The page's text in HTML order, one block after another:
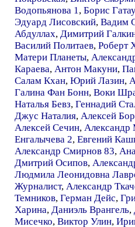
Водопьянова 1, Борис
Эдуард Лисовский, Вадим
Абдуллах, Димитрий
Василий Политаев, Роберт
Матери Планеты,
Караева, Антон Макуни,
Салам Кхан, Юрий Лазин,
Галина Фан Бонн, Воки
Наталья Бевз, Геннадий
Джус Наталия, Алексей
Алексей Сечин, Александр
Енгалычева 2, Евгений
Александр Смирнов 83,
Дмитрий Осипов,
Людмила Леонидовна
Журналист, Александр
Темников, Герман Дейс,
Харина, Даниэль Врангель,
Мисечко, Виктор Улин,